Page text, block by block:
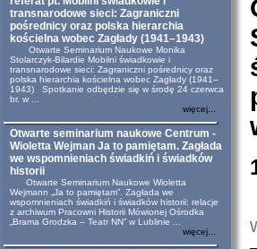
transnarodowe sieci: Zagraniczni
pośrednicy oraz polska hierarchia
kościelna wobec Zagłady (1941–1943)
Otwarte Seminarium Naukowe Monika
Stolarczyk-Bilardie Mobilni świadkowie i
transnarodowe sieci: Zagraniczni pośrednicy oraz
polska hierarchia kościelna wobec Zagłady (1941–
1943) Spotkanie odbędzie się w środę 24 czerwca
br. w ...
więcej...
Otwarte seminarium naukowe Centrum -
Wioletta Wejman Ja to pamiętam. Zagłada
we wspomnieniach świadkiń i świadków
historii
Otwarte Seminarium Naukowe Wioletta
Wejmann „Ja to pamiętam”. Zagłada we
wspomnieniach świadkiń i świadków historii: relacje
z archiwum Pracowni Historii Mówionej Ośrodka
„Brama Grodzka – Teatr NN” w Lublinie ...
więcej...